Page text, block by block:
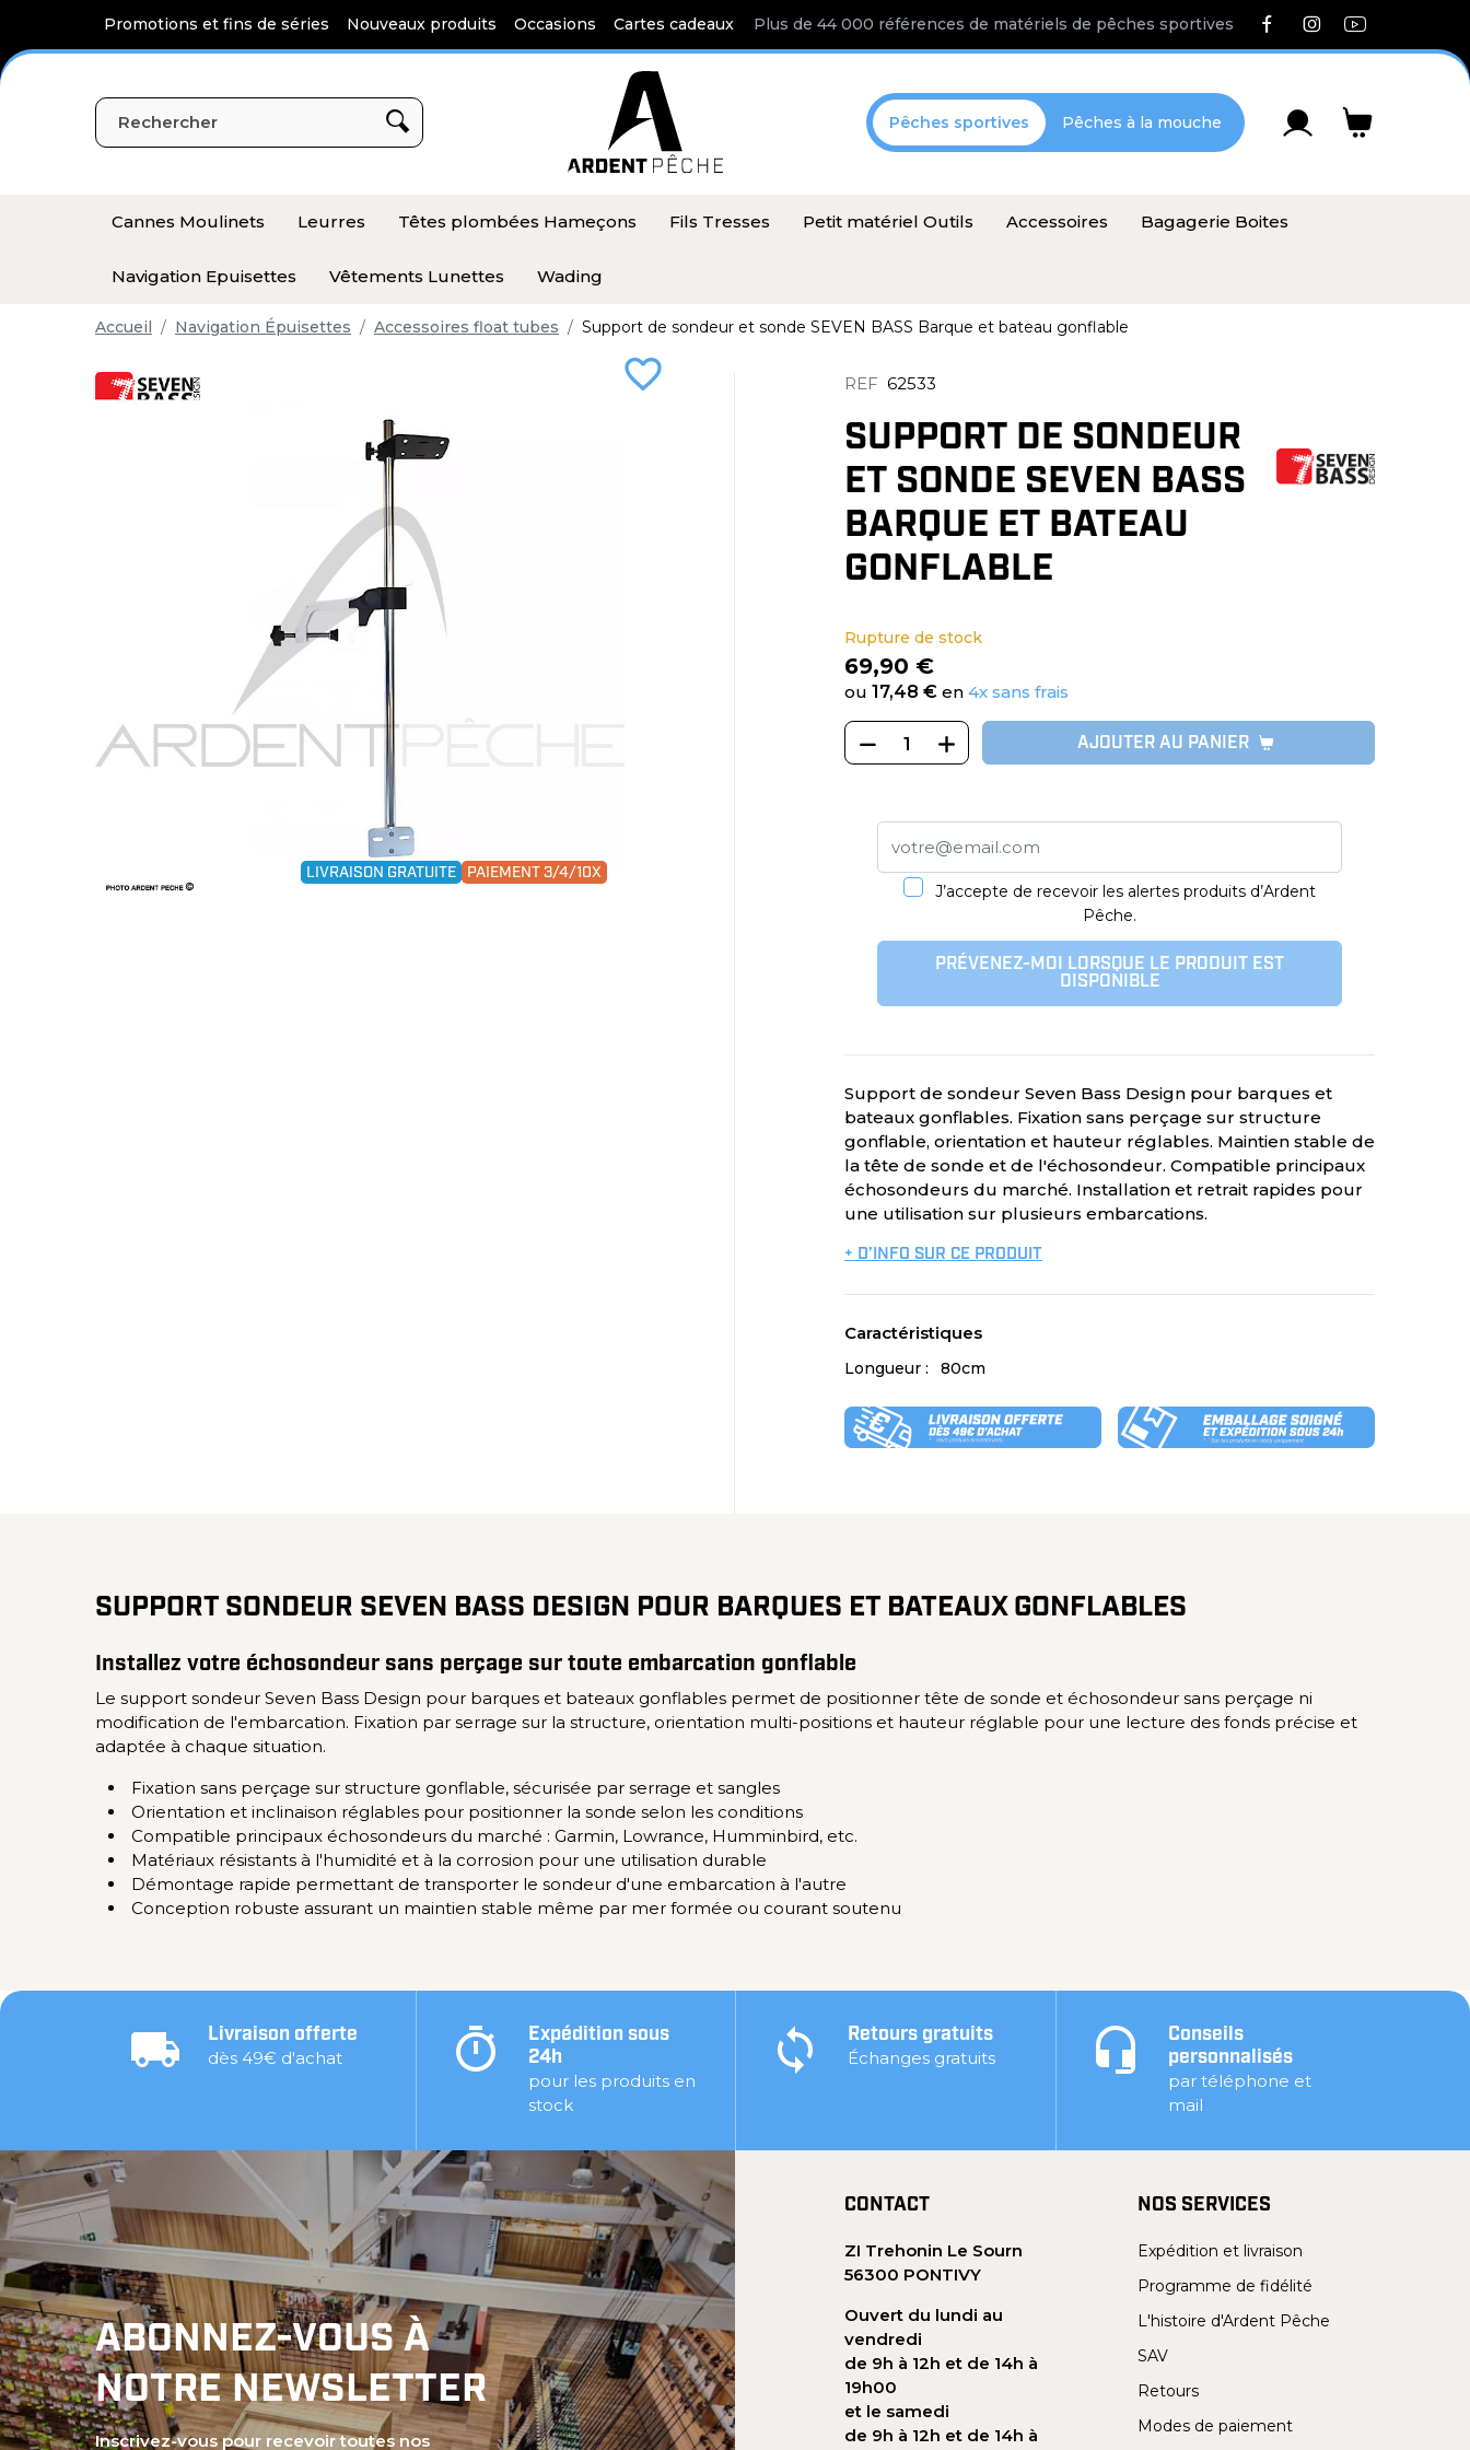
Promotions et fins de séries Nouveaux produits Occasions Cartes cadeaux Plus de 44 000 références de matériels de pêches sportives
Pêches sportives Pêches à la mouche
Cannes Moulinets Leurres Têtes plombées Hameçons Fils Tresses Petit matériel Outils Accessoires Bagagerie Boites
Navigation Epuisettes Vêtements Lunettes Wading
Accueil Navigation Épuisettes Accessoires float tubes Support de sondeur et sonde SEVEN BASS Barque et bateau gonflable
favorite_border
LIVRAISON GRATUITE PAIEMENT 3/4/10X
REF 62533
SUPPORT DE SONDEUR
ET SONDE SEVEN BASS
BARQUE ET BATEAU
GONFLABLE
Rupture de stock
69,90 €
ou 17,48 € en 4x sans frais
AJOUTER AU PANIER
J’accepte de recevoir les alertes produits d’Ardent
Pêche.
PRÉVENEZ-MOI LORSQUE LE PRODUIT EST
DISPONIBLE
Support de sondeur Seven Bass Design pour barques et
bateaux gonflables. Fixation sans perçage sur structure
gonflable, orientation et hauteur réglables. Maintien stable de
la tête de sonde et de l'échosondeur. Compatible principaux
échosondeurs du marché. Installation et retrait rapides pour
une utilisation sur plusieurs embarcations.
+ D’INFO SUR CE PRODUIT
Caractéristiques
Longueur : 80cm
SUPPORT SONDEUR SEVEN BASS DESIGN POUR BARQUES ET BATEAUX GONFLABLES
Installez votre échosondeur sans perçage sur toute embarcation gonflable
Le support sondeur Seven Bass Design pour barques et bateaux gonflables permet de positionner tête de sonde et échosondeur sans perçage ni
modification de l'embarcation. Fixation par serrage sur la structure, orientation multi-positions et hauteur réglable pour une lecture des fonds précise et
adaptée à chaque situation.
Fixation sans perçage sur structure gonflable, sécurisée par serrage et sangles
Orientation et inclinaison réglables pour positionner la sonde selon les conditions
Compatible principaux échosondeurs du marché : Garmin, Lowrance, Humminbird, etc.
Matériaux résistants à l'humidité et à la corrosion pour une utilisation durable
Démontage rapide permettant de transporter le sondeur d'une embarcation à l'autre
Conception robuste assurant un maintien stable même par mer formée ou courant soutenu
Livraison offerte
dès 49€ d'achat
Expédition sous
24h
pour les produits en
stock
Retours gratuits
Échanges gratuits
Conseils
personnalisés
par téléphone et
mail
ABONNEZ-VOUS À
NOTRE NEWSLETTER
Inscrivez-vous pour recevoir toutes nos
CONTACT
ZI Trehonin Le Sourn
56300 PONTIVY
Ouvert du lundi au
vendredi
de 9h à 12h et de 14h à
19h00
et le samedi
de 9h à 12h et de 14h à
NOS SERVICES
Expédition et livraison
Programme de fidélité
L'histoire d'Ardent Pêche
SAV
Retours
Modes de paiement